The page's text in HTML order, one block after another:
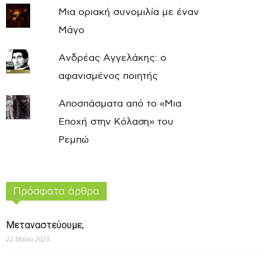
Μια οριακή συνομιλία με έναν
Μάγο
Ανδρέας Αγγελάκης: ο
αφανισμένος ποιητής
Αποσπάσματα από το «Μια
Εποχή στην Κόλαση» του
Ρεμπώ
Πρόσφατα άρθρα
Μεταναστεύουμε;
22 Μαΐου 2023